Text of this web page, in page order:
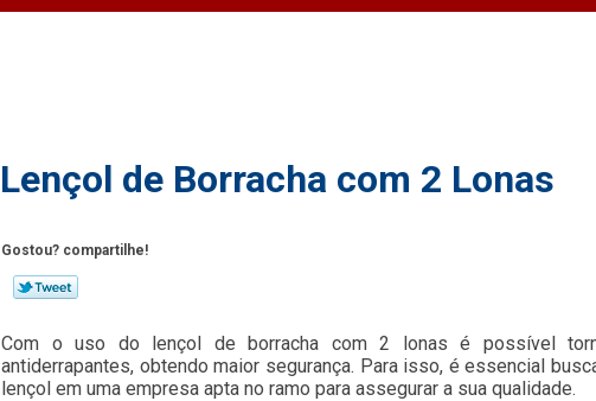
Lençol de Borracha com 2 Lonas
Gostou? compartilhe!
Com o uso do lençol de borracha com 2 lonas é possível
antiderrapantes, obtendo maior segurança. Para isso, é essencial
lençol em uma empresa apta no ramo para assegurar a sua qualidade.